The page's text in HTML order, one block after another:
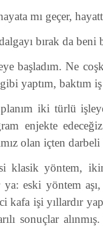
mı geçer,
bırak da beni
başladım. Ne
yaptım, baktım
iki türlü
enjekte
olan içten
klasik yöntem,
eski yöntem
kafa işi yıllardır
sonuçlar